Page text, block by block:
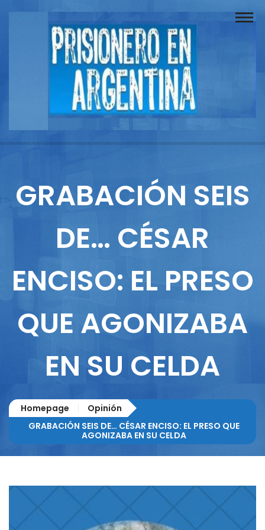
Buscador
Documentos
Reportajes
Columnistas
GRABACIÓN SEIS
DE… CÉSAR
ENCISO: EL PRESO
QUE AGONIZABA
EN SU CELDA
Homepage
Opinión
GRABACIÓN SEIS DE… CÉSAR ENCISO: EL PRESO QUE
AGONIZABA EN SU CELDA